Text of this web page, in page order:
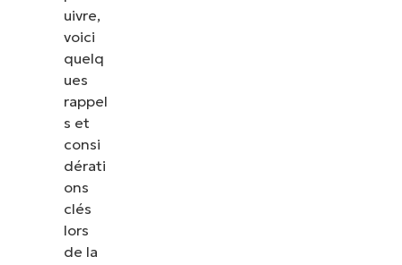
uivre,
voici
quelq
ues
rappel
s et
consi
dérati
ons
clés
lors
de la